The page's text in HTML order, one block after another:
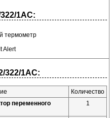
1AC:
термометр
Alert
322/1AC:
Количество
переменного
1